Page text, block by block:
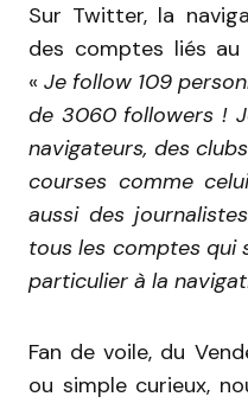
Sur Twitter, la
des comptes liés
«Je follow 109
de 3060 followers !
navigateurs, des
courses comme
aussi des
tous les comptes qui
particulier à la
Fan de voile, du
ou simple curieux,